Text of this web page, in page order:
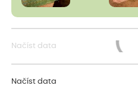
Načíst data
Načíst data